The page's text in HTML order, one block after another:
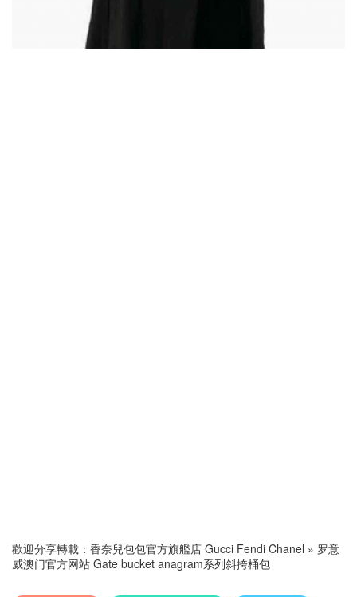
歡迎分享轉載： 香奈兒包包官方旗艦店 Gucci Fendi Chanel » 罗意
威澳门官方网站 Gate bucket anagram系列斜挎桶包